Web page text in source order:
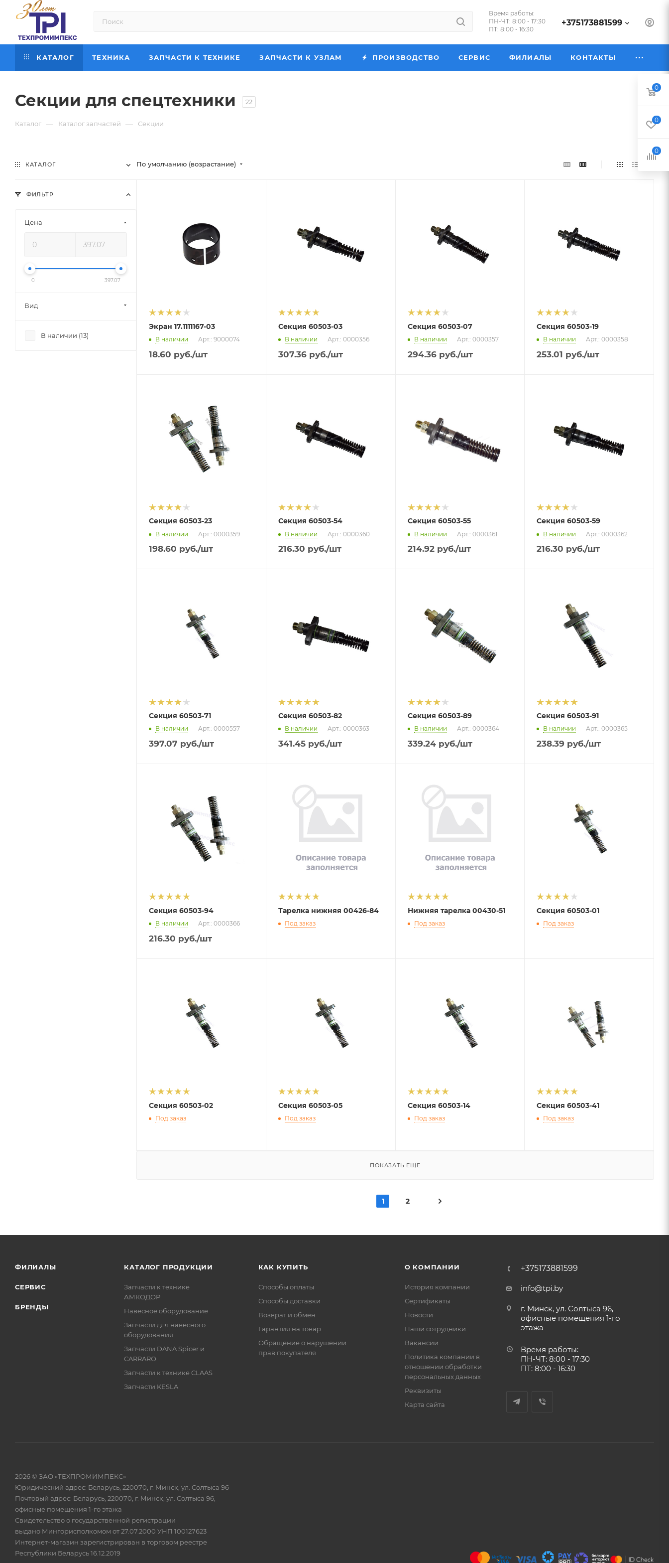
Время работы:
ПН-ЧТ: 8:00 - 17:30
ПТ: 8:00 - 16:30
+375173881599
КАТАЛОГ ТЕХНИКА ЗАПЧАСТИ К ТЕХНИКЕ ЗАПЧАСТИ К УЗЛАМ ПРОИЗВОДСТВО СЕРВИС ФИЛИАЛЫ КОНТАКТЫ
Секции для спецтехники 22
Каталог — Каталог запчастей — Секции
По умолчанию (возрастание)
Экран 17.1111167-03
В наличии Арт.: 9000074
18.60 руб./шт
Секция 60503-03
В наличии Арт.: 0000356
307.36руб./шт
Секция 60503-07
В наличии Арт.: 0000357
294.36руб./шт
Секция 60503-19
В наличии Арт.: 0000358
253.01 руб./шт
Секция 60503-23
В наличии Арт.: 0000359
198.60 руб./шт
Секция 60503-54
В наличии Арт.: 0000360
216.30 руб./шт
Секция 60503-55
В наличии Арт.: 0000361
214.92руб./шт
Секция 60503-59
В наличии Арт.: 0000362
216.30 руб./шт
Секция 60503-71
В наличии Арт.: 0000557
397.07 руб./шт
Секция 60503-82
В наличии Арт.: 0000363
341.45руб./шт
Секция 60503-89
В наличии Арт.: 0000364
339.24руб./шт
Секция 60503-91
В наличии Арт.: 0000365
238.39 руб./шт
Секция 60503-94
В наличии Арт.: 0000366
216.30 руб./шт
Тарелка нижняя 00426-84
Под заказ
Нижняя тарелка 00430-51
Под заказ
Секция 60503-01
Под заказ
Секция 60503-02
Под заказ
Секция 60503-05
Под заказ
Секция 60503-14
Под заказ
Секция 60503-41
Под заказ
ПОКАЗАТЬ ЕЩЕ
1 2
КАТАЛОГ
ФИЛЬТР
Цена
0 397.07
Вид
В наличии (13)
ФИЛИАЛЫ
СЕРВИС
БРЕНДЫ
КАТАЛОГ ПРОДУКЦИИ
Запчасти к технике
АМКОДОР
Навесное оборудование
Запчасти для навесного
оборудования
Запчасти DANA Spicer и
CARRARO
Запчасти к технике CLAAS
Запчасти KESLA
КАК КУПИТЬ
Способы оплаты
Способы доставки
Возврат и обмен
Гарантия на товар
Обращение о нарушении
прав покупателя
О КОМПАНИИ
История компании
Сертификаты
Новости
Наши сотрудники
Вакансии
Политика компании в
отношении обработки
персональных данных
Реквизиты
Карта сайта
+375173881599
info@tpi.by
г. Минск, ул. Солтыса 96,
офисные помещения 1-го
этажа
Время работы:
ПН-ЧТ: 8:00 - 17:30
ПТ: 8:00 - 16:30
2026 © ЗАО «ТЕХПРОМИМПЕКС»
Юридический адрес: Беларусь, 220070, г. Минск, ул. Солтыса 96
Почтовый адрес: Беларусь, 220070, г. Минск, ул. Солтыса 96,
офисные помещения 1-го этажа
Свидетельство о государственной регистрации
выдано Мингорисполкомом от 27.07.2000 УНП 100127623
Интернет-магазин зарегистрирован в торговом реестре
Республики Беларусь 16.12.2019
0
0
0